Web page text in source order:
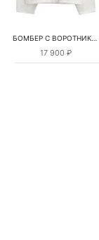
БОМБЕР С ВОРОТНИКОМ-СТОЙКОЙ
17 900 ₽